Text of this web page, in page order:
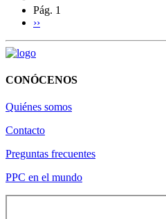
Pág. 1
››
CONÓCENOS
Quiénes somos
Contacto
Preguntas frecuentes
PPC en el mundo